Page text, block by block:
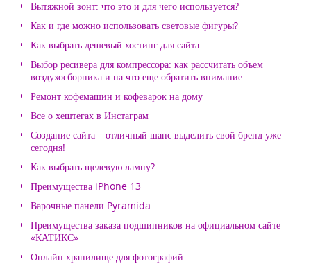
Вытяжной зонт: что это и для чего используется?
Как и где можно использовать световые фигуры?
Как выбрать дешевый хостинг для сайта
Выбор ресивера для компрессора: как рассчитать объем
воздухосборника и на что еще обратить внимание
Ремонт кофемашин и кофеварок на дому
Все о хештегах в Инстаграм
Создание сайта – отличный шанс выделить свой бренд уже
сегодня!
Как выбрать щелевую лампу?
Преимущества iPhone 13
Варочные панели Pyramida
Преимущества заказа подшипников на официальном сайте
«КАТИКС»
Онлайн хранилище для фотографий